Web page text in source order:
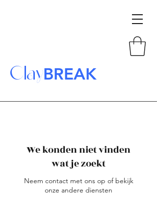
ClayBREAK
We konden niet vinden
wat je zoekt
Neem contact met ons op of bekijk
onze andere diensten